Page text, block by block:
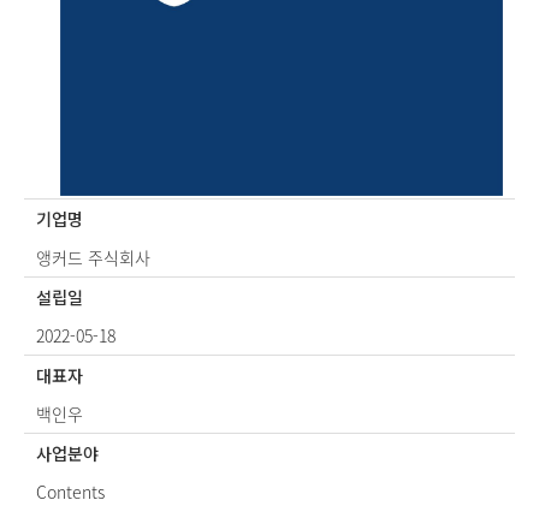
기업명
앵커드 주식회사
설립일
2022-05-18
대표자
백인우
사업분야
Contents